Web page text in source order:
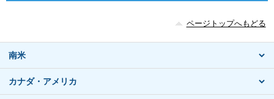
ページトップへもどる
南米
カナダ・アメリカ